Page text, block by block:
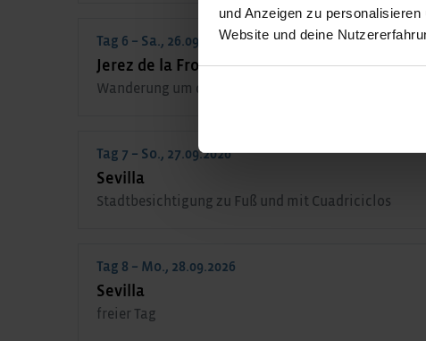
und Anzeigen zu
Website und deine
Tag 6 – Sa., 26.09.2026
Jerez de la Frontera – Arcos de la Frontera–
Wanderung um das größte Weiße Dorf Arcos de la
Tag 7 – So., 27.09.2026
Sevilla
Stadtbesichtigung zu Fuß und mit Cuadriciclos
Tag 8 – Mo., 28.09.2026
Sevilla
freier Tag